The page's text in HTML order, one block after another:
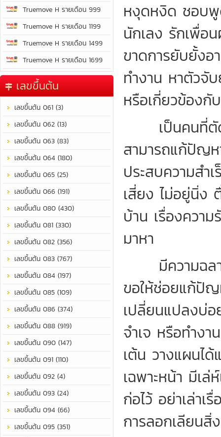
Truemove H รายเดือน 999
Truemove H รายเดือน 1199
Truemove H รายเดือน 1499
Truemove H รายเดือน 1699
เลขขึ้นต้น
เลขขึ้นต้น 061 (3)
เลขขึ้นต้น 062 (13)
เลขขึ้นต้น 063 (83)
เลขขึ้นต้น 064 (180)
เลขขึ้นต้น 065 (25)
เลขขึ้นต้น 066 (191)
เลขขึ้นต้น 080 (430)
เลขขึ้นต้น 081 (330)
เลขขึ้นต้น 082 (356)
เลขขึ้นต้น 083 (767)
เลขขึ้นต้น 084 (197)
เลขขึ้นต้น 085 (109)
เลขขึ้นต้น 086 (374)
เลขขึ้นต้น 088 (919)
เลขขึ้นต้น 090 (147)
เลขขึ้นต้น 091 (110)
เลขขึ้นต้น 092 (4)
เลขขึ้นต้น 093 (24)
เลขขึ้นต้น 094 (66)
เลขขึ้นต้น 095 (351)
หงุดหงิด ชอบพู
นักเลง รักเพื่อ
ขาดการยับยั้ง
ทำงาน หาตัวจั
หรือเกี่ยวข้อง
เป็นคนที่ตัดสิ
สามารถแก้ปัญ
ประสบความสำ
เสี่ยง ไม่อยู่นิ่ง
บ้าน เรื่องควา
มาหา
มีความฉลาด
ขอให้ช่อยแก้ปั
เปลี่ยนแปลงบ่
จำเจ หรือทำงา
เต้น วางแผนไ
เฉพาะหน้า มีเล่
ก่อไว้ อย่าเล่าเ
การลอกเลียนสิ่